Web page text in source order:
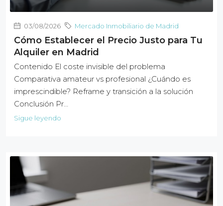
03/08/2026 Mercado Inmobiliario de Madrid
Cómo Establecer el Precio Justo para Tu
Alquiler en Madrid
Contenido El coste invisible del problema
Comparativa amateur vs profesional ¿Cuándo es
imprescindible? Reframe y transición a la solución
Conclusión Pr…
Sigue leyendo